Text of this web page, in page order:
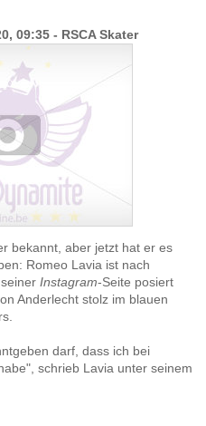
09:35 - RSCA Skater
bekannt, aber jetzt hat er es
Romeo Lavia ist nach
seinerInstagram-Seite posiert
Anderlecht stolz im blauen
darf, dass ich bei
schrieb Lavia unter seinem